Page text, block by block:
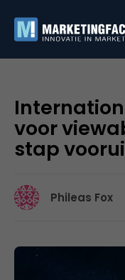
voor
stap
Phileas Fox